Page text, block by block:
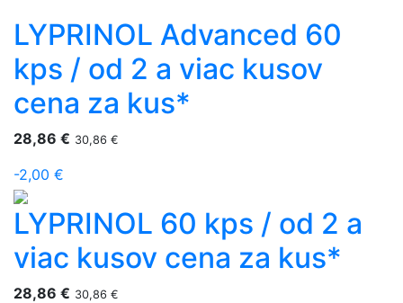
LYPRINOL Advanced 60
kps / od 2 a viac kusov
cena za kus*
28,86 € 30,86 €
-2,00 €
LYPRINOL 60 kps / od 2 a
viac kusov cena za kus*
28,86 € 30,86 €